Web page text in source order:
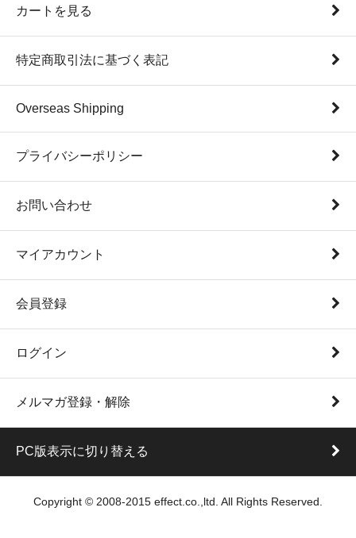
カートを見る
特定商取引法に基づく表記
Overseas Shipping
プライバシーポリシー
お問い合わせ
マイアカウント
会員登録
ログイン
メルマガ登録・解除
PC版表示に切り替える
Copyright © 2008-2015 effect.co.,ltd. All Rights Reserved.